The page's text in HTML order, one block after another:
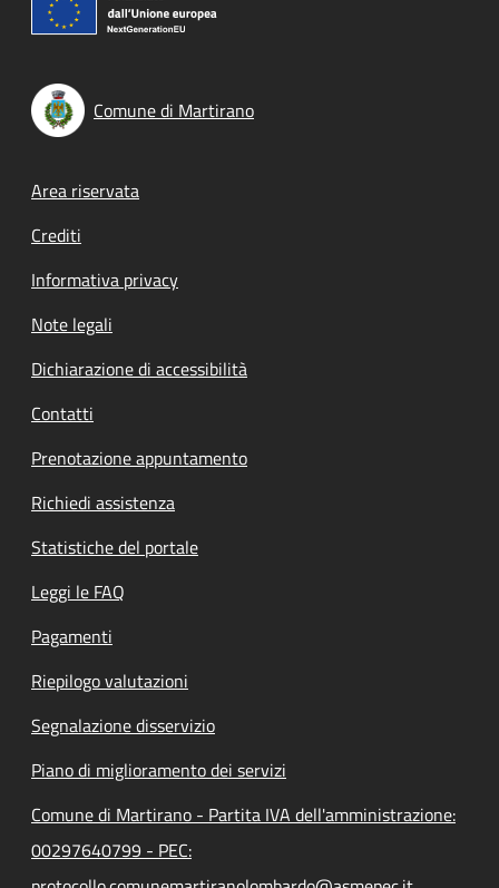
Comune di Martirano
Footer menu
Area riservata
Crediti
Informativa privacy
Note legali
Dichiarazione di accessibilità
Contatti
Prenotazione appuntamento
Richiedi assistenza
Statistiche del portale
Leggi le FAQ
Pagamenti
Riepilogo valutazioni
Segnalazione disservizio
Piano di miglioramento dei servizi
Comune di Martirano - Partita IVA dell'amministrazione:
00297640799 - PEC: